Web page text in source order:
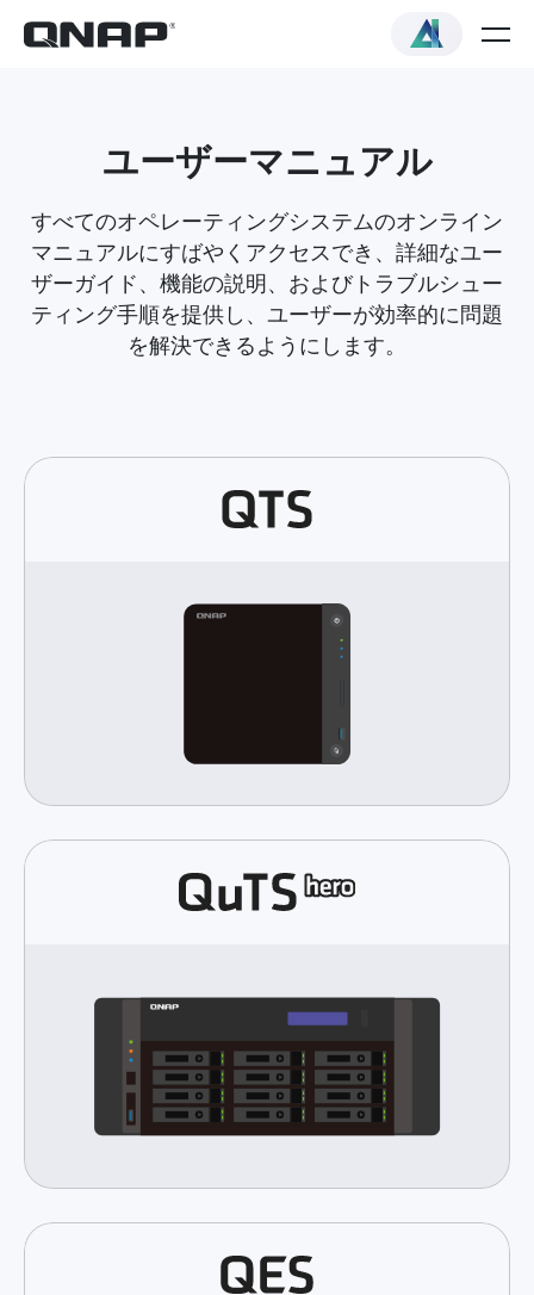
ユーザーマニュアル
すべてのオペレーティングシステムのオンライン
マニュアルにすばやくアクセスでき、詳細なユー
ザーガイド、機能の説明、およびトラブルシュー
ティング手順を提供し、ユーザーが効率的に問題
を解決できるようにします。